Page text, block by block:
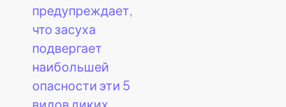
предупреждает,
что засуха
подвергает
наибольшей
опасности эти 5